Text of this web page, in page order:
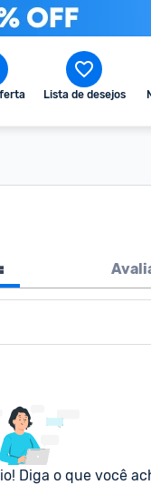
Lista de desejos
Diga o que você